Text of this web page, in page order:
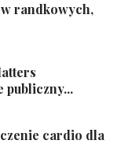
randkowych,
publiczny...
cardio dla